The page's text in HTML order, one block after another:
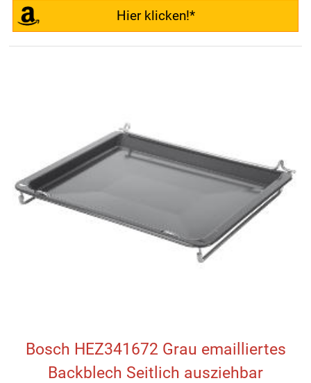
Hier klicken!*
Bosch HEZ341672 Grau emailliertes
Backblech Seitlich ausziehbar